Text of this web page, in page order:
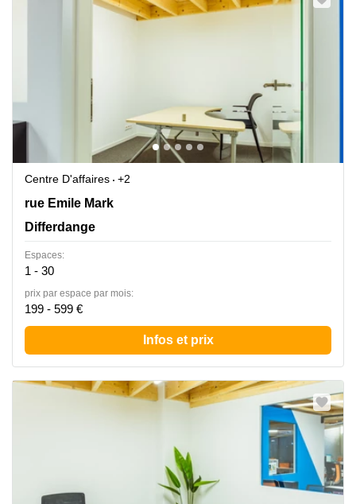
Centre D'affaires
+2
40 rue Emile Mark, Differdange
rue Emile Mark
Differdange
Espaces:
1 - 30
prix par espace par mois:
199 - 599 €
Infos et prix